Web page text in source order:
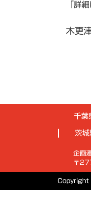
「詳
木更
千
茨城
企画
〒
Copyright